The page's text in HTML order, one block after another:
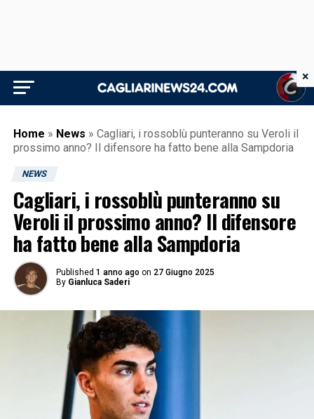
Home » News » Cagliari, i rossoblù punteranno su Veroli il
prossimo anno? Il difensore ha fatto bene alla Sampdoria
NEWS
Cagliari, i rossoblù punteranno su
Veroli il prossimo anno? Il difensore
ha fatto bene alla Sampdoria
Published 1 anno ago on 27 Giugno 2025
By Gianluca Saderi
×